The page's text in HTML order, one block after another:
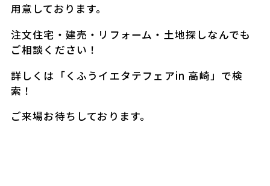
用意しております。
注文住宅・建売・リフォーム・土地探しなんでも
ご相談ください！
詳しくは「くふうイエタテフェアin 高崎」で検
索！
ご来場お待ちしております。